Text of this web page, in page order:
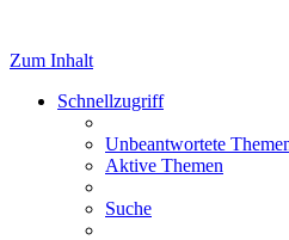
Zum Inhalt
Schnellzugriff
Unbeantwortete
Aktive Themen
Suche